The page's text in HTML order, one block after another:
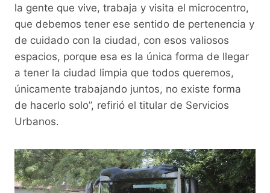
la gente que vive, trabaja y visita el microcentro,
que debemos tener ese sentido de pertenencia y
de cuidado con la ciudad, con esos valiosos
espacios, porque esa es la única forma de llegar
a tener la ciudad limpia que todos queremos,
únicamente trabajando juntos, no existe forma
de hacerlo solo”, refirió el titular de Servicios
Urbanos.